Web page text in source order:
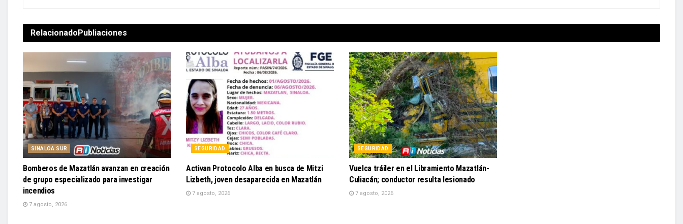
RelacionadoPubliaciones
SINALOA SUR
Bomberos de Mazatlán avanzan en creación
de grupo especializado para investigar
incendios
7 agosto, 2026
SEGURIDAD
Activan Protocolo Alba en busca de Mitzi
Lizbeth, joven desaparecida en Mazatlán
7 agosto, 2026
SEGURIDAD
Vuelca tráiler en el Libramiento Mazatlán-
Culiacán; conductor resulta lesionado
7 agosto, 2026